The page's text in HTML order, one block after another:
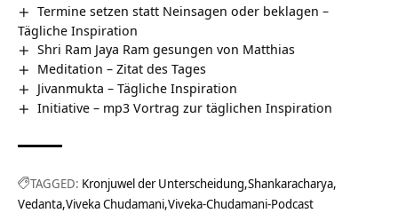
Termine setzen statt Neinsagen oder beklagen –
Tägliche Inspiration
Shri Ram Jaya Ram gesungen von Matthias
Meditation – Zitat des Tages
Jivanmukta – Tägliche Inspiration
Initiative – mp3 Vortrag zur täglichen Inspiration
TAGGED: Kronjuwel der Unterscheidung Shankaracharya
Vedanta Viveka Chudamani Viveka-Chudamani-Podcast